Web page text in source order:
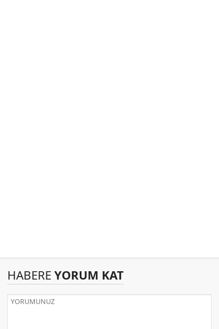
HABERE YORUM KAT